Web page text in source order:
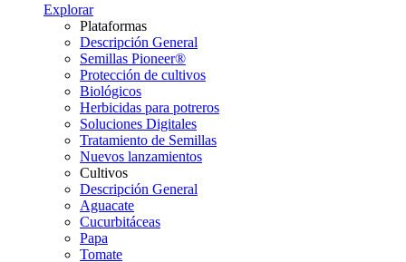
Explorar
Plataformas
Descripción General
Semillas Pioneer®
Protección de cultivos
Biológicos
Herbicidas para potreros
Soluciones Digitales
Tratamiento de Semillas
Nuevos lanzamientos
Cultivos
Descripción General
Aguacate
Cucurbitáceas
Papa
Tomate